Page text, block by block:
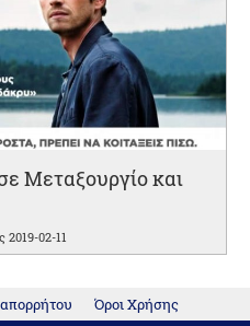
Μεταξουργίο και
2019-02-11
Όροι Χρήσης